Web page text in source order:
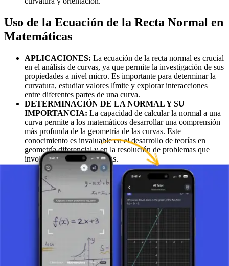
Uso de la Ecuación de la Recta Normal en
Matemáticas
APLICACIONES: La ecuación de la recta normal es crucial
en el análisis de curvas, ya que permite la investigación de sus
propiedades a nivel micro. Es importante para determinar la
curvatura, estudiar valores límite y explorar interacciones
entre diferentes partes de una curva.
DETERMINACIÓN DE LA NORMAL Y SU
IMPORTANCIA: La capacidad de calcular la normal a una
curva permite a los matemáticos desarrollar una comprensión
más profunda de la geometría de las curvas. Este
conocimiento es invaluable en el desarrollo de teorías en
geometría diferencial y en la resolución de problemas que
involucran curvas complejas.
Conclusión
La ecuación de la recta normal a una curva es una herramienta
fundamental en matemáticas que sirve como puente entre los
conceptos abstractos y la aplicación práctica. Permite una
comprensión más profunda de las propiedades geométricas de las
curvas y es crucial en la exploración de la geometría diferencial.
Comprender este concepto abre las puertas a nuevos
descubrimientos y métodos en matemáticas, contribuyendo a una